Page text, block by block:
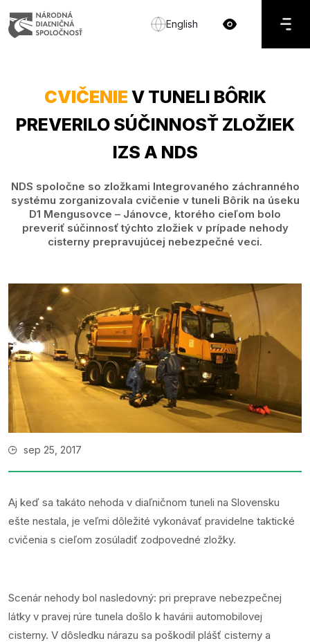
English
CVIČENIE V TUNELI BÔRIK
PREVERILO SÚČINNOSŤ ZLOŽIEK
IZS A NDS
NDS spoločne so zložkami Integrovaného záchranného
systému zorganizovala cvičenie v tuneli Bôrik na úseku
D1 Mengusovce – Jánovce, ktorého cieľom bolo
preveriť súčinnosť týchto zložiek v prípade nehody
cisterny prepravujúcej nebezpečné veci.
sep 25, 2017
Aj keď sa takáto nehoda v diaľničnom tuneli na Slovensku
ešte nestala, je veľmi dôležité vykonávať pravidelne taktické
cvičenia s cieľom zosúladiť zodpovedné zložky.
Scenár nehody bol nasledovný: pri preprave nebezpečnej
látky v pravej rúre tunela došlo k havárii automobilovej
cisterny. V dôsledku nárazu sa poškodil plášť cisterny a